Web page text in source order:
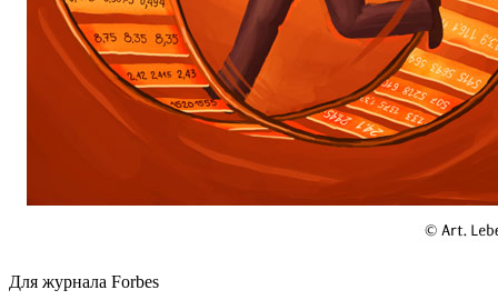
Для журнала Forbes